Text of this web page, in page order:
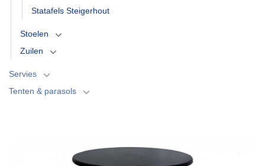
Statafels Steigerhout
Stoelen
Zuilen
Servies
Tenten & parasols